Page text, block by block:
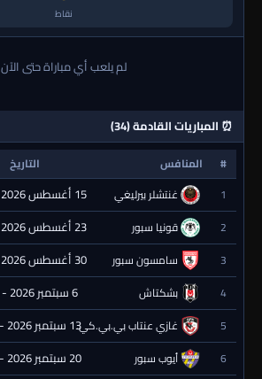
نقاط
لم يلعب أي مباراة حتى الآن
⏰ المباريات القادمة (34)
# المنافس التاريخ
1
غنتشلر بيرليغي 15 أغسطس 2026 - 21:30
2 قونيا سبور 23 أغسطس 2026 - 20:00
3 سامسون سبور 30 أغسطس 2026 - 20:00
4 بشكتاش 6 سبتمبر 2026 - 20:00
5 غازي عنتاب بي.بي.كي.13 سبتمبر 2026 - 20:00
6 أيوب سبور 20 سبتمبر 2026 - 20:00